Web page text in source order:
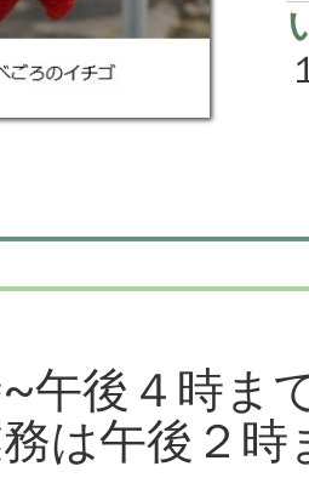
午後４時ま
は午後２時